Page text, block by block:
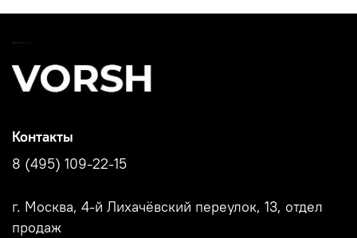
Контакты
8 (495) 109-22-15
г. Москва, 4-й Лихачёвский переулок, 13, отдел
продаж